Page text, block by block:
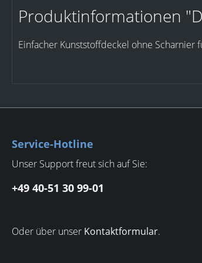
Produktinformationen
Einfacher Kunststoffdeckel ohne Scharnier
Service-Hotline
Unser Support freut sich auf Sie:
+49 40-51 30 99-01
Oder über unser Kontaktformular.